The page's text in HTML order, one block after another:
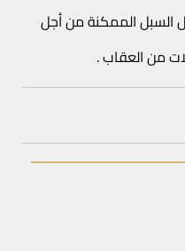
السبل الممكنة من أجل
من العقاب .